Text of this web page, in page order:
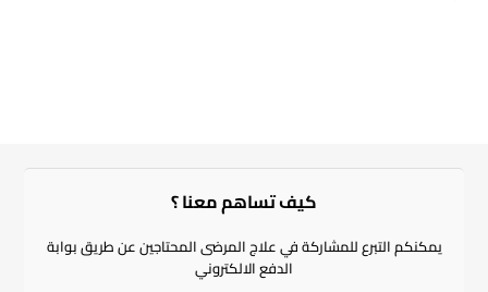
كيف تساهم معنا ؟​
يمكنكم التبرع للمشاركة في علاج المرضى المحتاجين عن طريق بوابة
الدفع الالكتروني